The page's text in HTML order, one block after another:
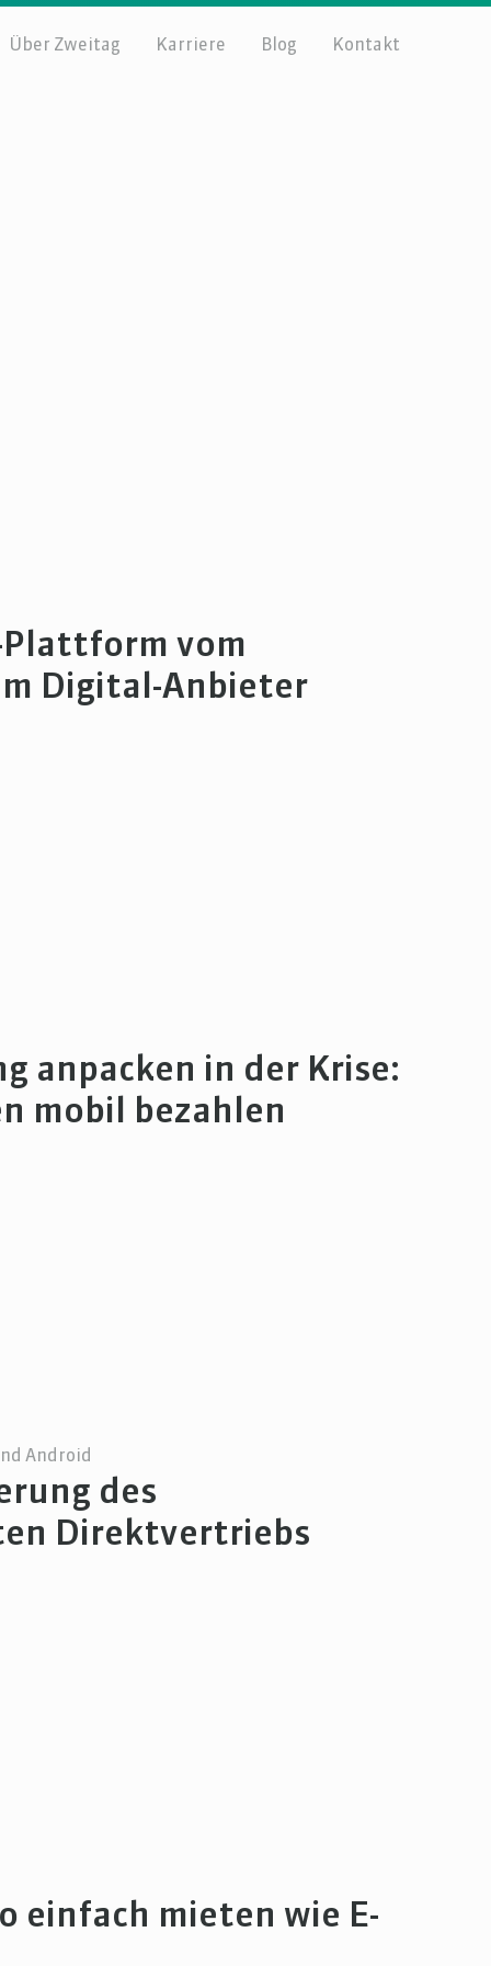
Über Zweitag Karriere Blog Kontakt
vom
Digital-Anbieter
anpacken in der Krise:
mobil bezahlen
Android
des
Direktvertriebs
einfach mieten wie E-